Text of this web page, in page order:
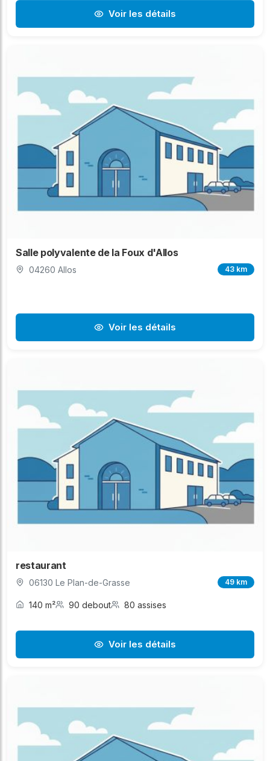
Voir les détails
Salle polyvalente de la Foux d'Allos
04260 Allos 43 km
Voir les détails
restaurant
06130 Le Plan-de-Grasse 49 km
140 m² 90 debout 80 assises
Voir les détails